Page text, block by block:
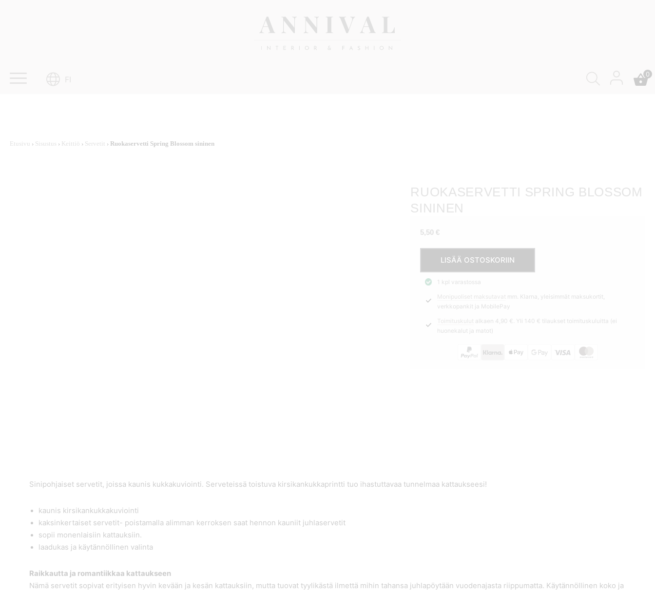
FI
0
Etusivu › Sisustus › Keittiö › Servetit › Ruokaservetti Spring Blossom sininen
RUOKASERVETTI SPRING BLOSSOM
SININEN
5,50 €
Spring
Blossom
määrä
LISÄÄ OSTOSKORIIN
1 kpl varastossa
Monipuoliset maksutavat
mm. Klarna, yleisimmät maksukortit,
verkkopankit ja MobilePay
Toimituskulut alkaen 4,90 €. Yli 140 € tilaukset toimituskuluitta (ei
huonekalut ja matot)
Sinipohjaiset servetit, joissa kaunis kukkakuviointi. Serveteissä toistuva kirsikankukkaprintti tuo ihastuttavaa tunnelmaa kattaukseesi!
kaunis kirsikankukkakuviointi
kaksinkertaiset servetit- poistamalla alimman kerroksen saat hennon kauniit juhlaservetit
sopii monenlaisiin kattauksiin.
laadukas ja käytännöllinen valinta
Raikkautta ja romantiikkaa kattaukseen
Nämä servetit sopivat erityisen hyvin kevään ja kesän kattauksiin, mutta tuovat tyylikästä ilmettä mihin tahansa juhlapöytään vuodenajasta riippumatta. Käytännöllinen koko ja